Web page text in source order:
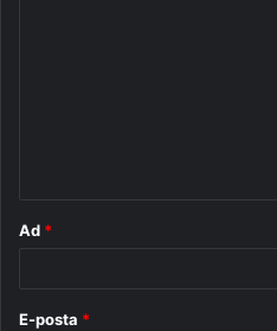
Ad *
E-posta *